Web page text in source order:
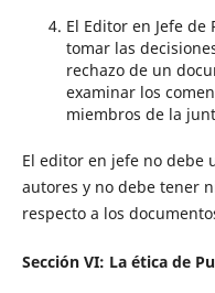
El Editor en Jefe
tomar las
rechazo de un
examinar los
miembros de la
El editor en jefe no debe
autores y no debe tener
respecto a los
Sección VI: La ética de